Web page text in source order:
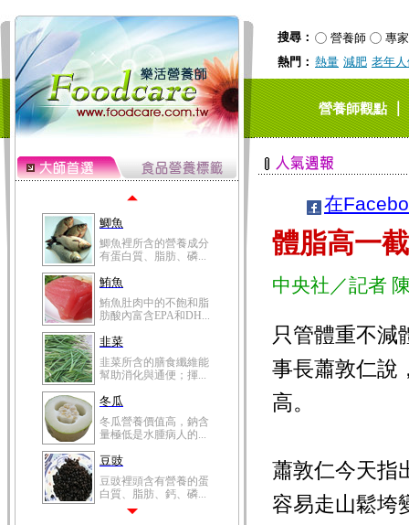
搜尋： 營養師
專家
熱門： 熱量 減肥 老年
營養師觀點｜
有補肺、強筋骨、降...
芡實為睡蓮科一年生水
生草本植物芡的成熟...
桂圓
桂圓的營養成分非一般
高粱米
高粱米別名為蜀黍，為
禾本科一年生作物。...
鯽魚
鯽魚裡所含的營養成分
有蛋白質、脂肪、磷...
鮪魚
鮪魚肚肉中的不飽和脂
肪酸內富含EPA和DH...
韭菜
韭菜所含的膳食纖維能
幫助消化與通便；揮...
冬瓜
冬瓜營養價值高，鈉含
量極低是水腫病人的...
豆豉
豆豉裡頭含有營養的蛋
白質、脂肪、鈣、磷...
在
體脂高一
中央社／記者
只管體重不減
事長蕭敦仁說
高。
蕭敦仁今天指
容易走山鬆垮